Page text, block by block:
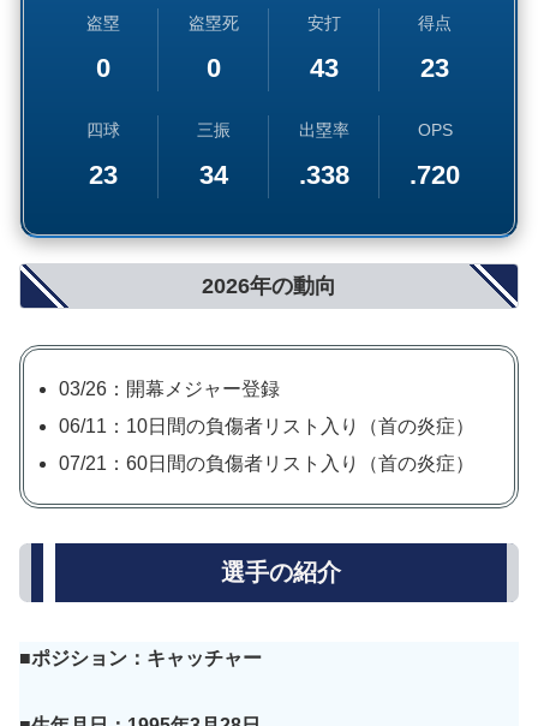
盗塁
0
盗塁死
0
安打
43
得点
23
四球
23
三振
34
出塁率
.338
OPS
.720
2026年の動向
03/26：開幕メジャー登録
06/11：10日間の負傷者リスト入り（首の炎症）
07/21：60日間の負傷者リスト入り（首の炎症）
選手の紹介
■ポジション：キャッチャー